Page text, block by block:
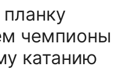
чемпионы
катанию